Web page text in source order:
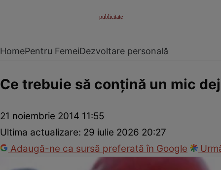
HomePentru FemeiDezvoltare personală
Ce trebuie să conţină un mic
21 noiembrie 2014 11:55
Ultima actualizare: 29 iulie 2026 20:27
Adaugă-ne ca sursă preferată în Google